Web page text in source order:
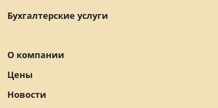
Бухгалтерские услуги
О компании
Цены
Новости